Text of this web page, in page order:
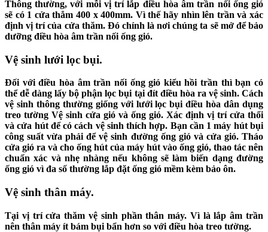
Thông thường, với mỗi vị trí lắp điều hòa âm trần nối ống gió
sẽ có 1 cửa thẳm 400 x 400mm. Vì thế hãy nhìn lên trần và xác
định vị trí của cửa thăm. Đó chính là nơi chúng ta sẽ mở để bảo
dưỡng điều hòa âm trần nối ống gió.
Vệ sinh lưới lọc bụi.
Đối với điều hòa âm trần nối ống gió kiểu hồi trần thì bạn có
thể dễ dàng lấy bộ phận lọc bụi tại đít điều hòa ra vệ sinh. Cách
vệ sinh thông thường giống với lưới lọc bụi điều hòa dân dụng
treo tường Vệ sinh cửa gió và ống gió. Xác định vị trí cửa thổi
và cửa hút để có cách vệ sinh thích hợp. Bạn cần 1 máy hút bụi
công suất vừa phải để vệ sinh đường ống gió và cửa gió. Tháo
cửa gió ra và cho ống hút của máy hút vào ống gió, thao tác nên
chuẩn xác và nhẹ nhàng nếu không sẽ làm biến dạng đường
ống gió vì đa số thường lắp đặt ống gió mềm kèm bảo ôn.
Vệ sinh thân máy.
Tại vị trí cửa thăm vệ sinh phần thân máy. Vì là lắp âm trần
nên thân máy ít bám bụi bẩn hơn so với điều hòa treo tường.